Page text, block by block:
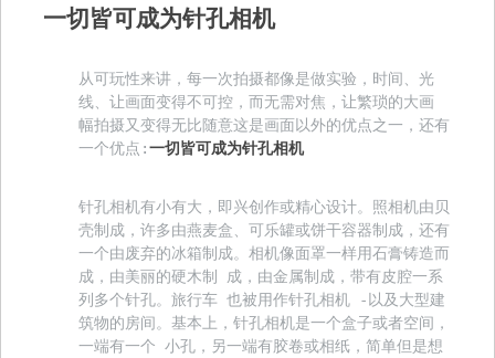
一切皆可成为针孔相机
从可玩性来讲，每一次拍摄都像是做实验，时间、光
线、让画面变得不可控，而无需对焦，让繁琐的大画
幅拍摄又变得无比随意这是画面以外的优点之一，还有
一个优点:一切皆可成为针孔相机
针孔相机有小有大，即兴创作或精心设计。照相机由⻉
壳制成，许多由燕⻨盒、可乐罐或饼干容器制成，还有
一个由废弃的冰箱制成。相机像面罩一样用石膏铸造而
成，由美丽的硬木制 成，由金属制成，带有皮腔一系
列多个针孔。旅行⻋ 也被用作针孔相机 -以及大型建
筑物的房间。基本上，针孔相机是一个盒子或者空间，
一端有一个 小孔，另一端有胶卷或相纸，简单但是想